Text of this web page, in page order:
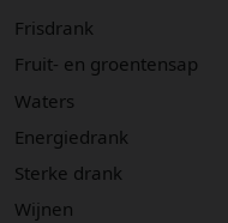
Frisdrank
Fruit- en groentensap
Waters
Energiedrank
Sterke drank
Wijnen